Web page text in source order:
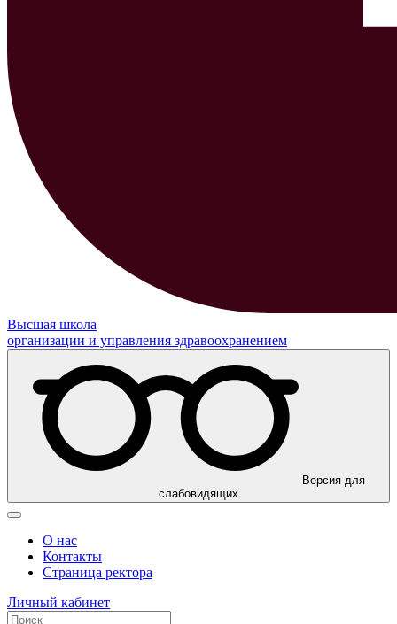
Высшая школа
организации и управления здравоохранением
Версия для
слабовидящих
О нас
Контакты
Страница ректора
Личный кабинет